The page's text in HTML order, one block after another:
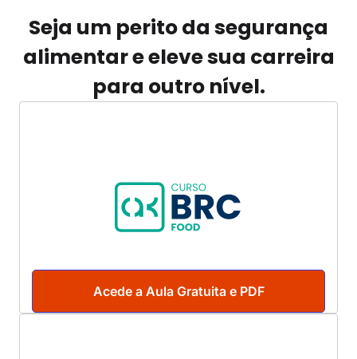
Seja um perito da segurança
alimentar e eleve sua carreira
para outro nível.
Acede a Aula Gratuita e PDF